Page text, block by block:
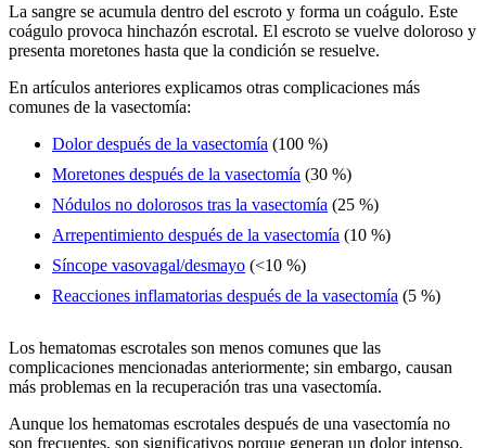
La sangre se acumula dentro del escroto y forma un coágulo. Este
coágulo provoca hinchazón escrotal. El escroto se vuelve doloroso y
presenta moretones hasta que la condición se resuelve.
En artículos anteriores explicamos otras complicaciones más
comunes de la vasectomía:
Dolor después de la vasectomía (100 %)
Moretones después de la vasectomía (30 %)
Nódulos no dolorosos tras la vasectomía (25 %)
Arrepentimiento después de la vasectomía (10 %)
Síncope vasovagal/desmayo (<10 %)
Reacciones inflamatorias después de la vasectomía (5 %)
Los hematomas escrotales son menos comunes que las
complicaciones mencionadas anteriormente; sin embargo, causan
más problemas en la recuperación tras una vasectomía.
Aunque los hematomas escrotales después de una vasectomía no
son frecuentes, son significativos porque generan un dolor intenso,